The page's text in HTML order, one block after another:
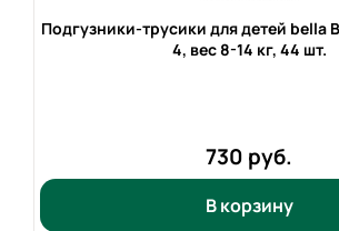
Подгузники-трусики для детей bella
4, вес8-14 кг, 44 шт.
730 руб.
В корзину